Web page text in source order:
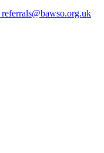
referrals@bawso.org.uk